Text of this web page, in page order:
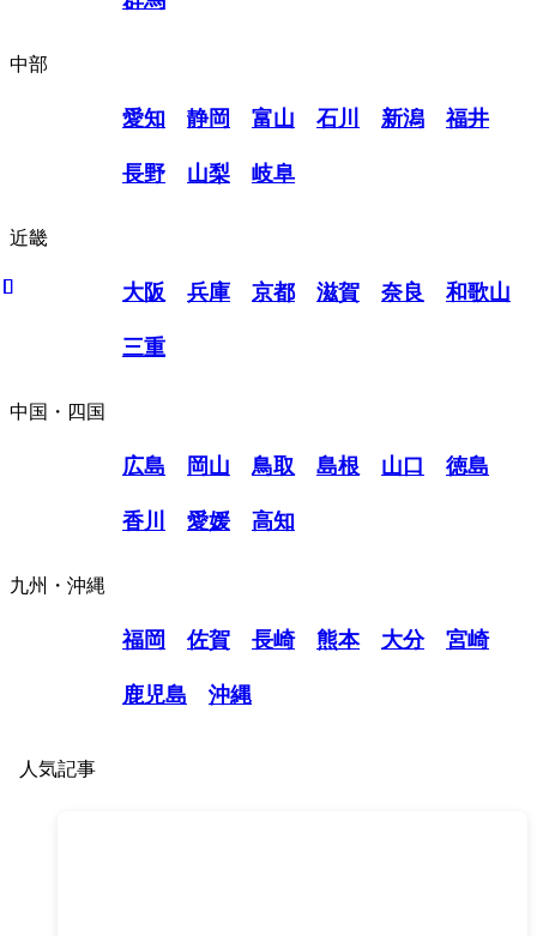
中部
愛知 静岡 富山 石川 新潟 福井
長野 山梨 岐阜
近畿
大阪 兵庫 京都 滋賀 奈良 和歌山
三重
中国・四国
広島 岡山 鳥取 島根 山口 徳島
香川 愛媛 高知
九州・沖縄
福岡 佐賀 長崎 熊本 大分 宮崎
鹿児島 沖縄
人気記事